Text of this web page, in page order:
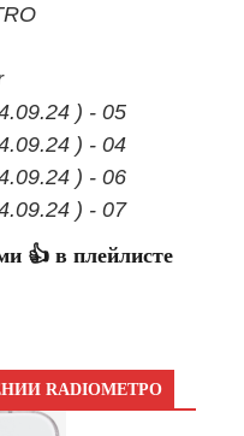
) - 05
) - 04
) - 06
) - 07
👍 в плейлисте
RADIOМЕТРО